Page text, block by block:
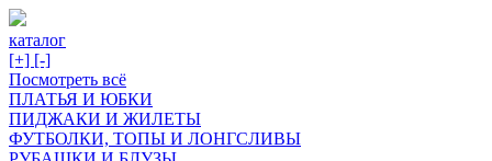
каталог
[+] [-]
Посмотреть всё
ПЛАТЬЯ И ЮБКИ
ПИДЖАКИ И ЖИЛЕТЫ
ФУТБОЛКИ, ТОПЫ И ЛОНГСЛИВЫ